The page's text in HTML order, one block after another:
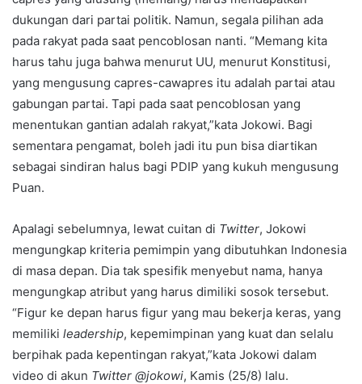
dukungan dari partai politik. Namun, segala pilihan ada
pada rakyat pada saat pencoblosan nanti. “Memang kita
harus tahu juga bahwa menurut UU, menurut Konstitusi,
yang mengusung capres-cawapres itu adalah partai atau
gabungan partai. Tapi pada saat pencoblosan yang
menentukan gantian adalah rakyat,”kata Jokowi. Bagi
sementara pengamat, boleh jadi itu pun bisa diartikan
sebagai sindiran halus bagi PDIP yang kukuh mengusung
Puan.
Apalagi sebelumnya, lewat cuitan di Twitter, Jokowi
mengungkap kriteria pemimpin yang dibutuhkan Indonesia
di masa depan. Dia tak spesifik menyebut nama, hanya
mengungkap atribut yang harus dimiliki sosok tersebut.
“Figur ke depan harus figur yang mau bekerja keras, yang
memiliki leadership, kepemimpinan yang kuat dan selalu
berpihak pada kepentingan rakyat,”kata Jokowi dalam
video di akun Twitter @jokowi, Kamis (25/8) lalu.